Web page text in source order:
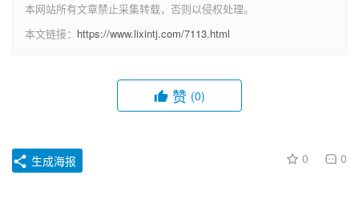
本网站所有文章禁止采集转载，否则以侵权处理。
本文链接： https://www.lixintj.com/7113.html
赞 (0)
0 0
生成海报